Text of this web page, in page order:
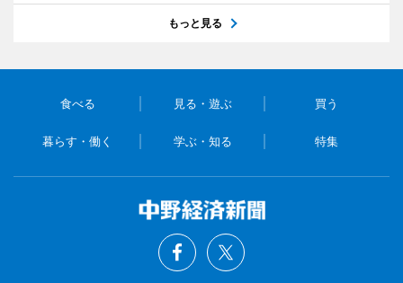
もっと見る
食べる 見る・遊ぶ 買う
暮らす・働く 学ぶ・知る 特集